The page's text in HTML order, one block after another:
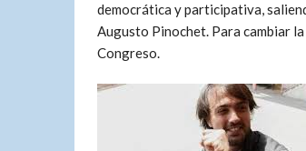
democrática y participativa,
Augusto Pinochet. Para cambiar
Congreso.